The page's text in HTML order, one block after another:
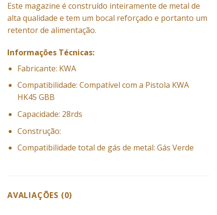
Este magazine é construído inteiramente de metal de
alta qualidade e tem um bocal reforçado e portanto um
retentor de alimentação.
Informações Técnicas:
Fabricante: KWA
Compatibilidade: Compatível com a Pistola KWA
HK45 GBB
Capacidade: 28rds
Construção:
Compatibilidade total de gás de metal: Gás Verde
AVALIAÇÕES (0)